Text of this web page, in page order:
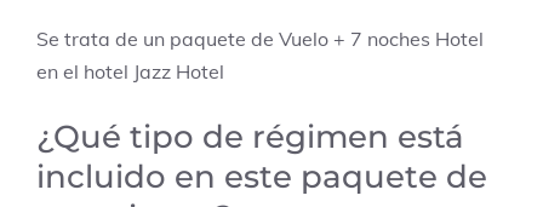
Se trata de un paquete de Vuelo + 7 noches Hotel
en el hotel Jazz Hotel
¿Qué tipo de régimen está
incluido en este paquete de